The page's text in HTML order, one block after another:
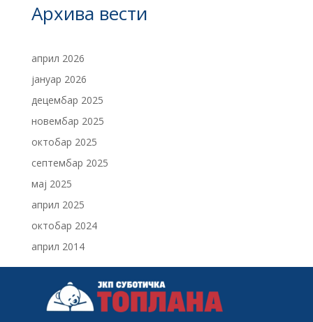
Архива вести
април 2026
јануар 2026
децембар 2025
новембар 2025
октобар 2025
септембар 2025
мај 2025
април 2025
октобар 2024
април 2014